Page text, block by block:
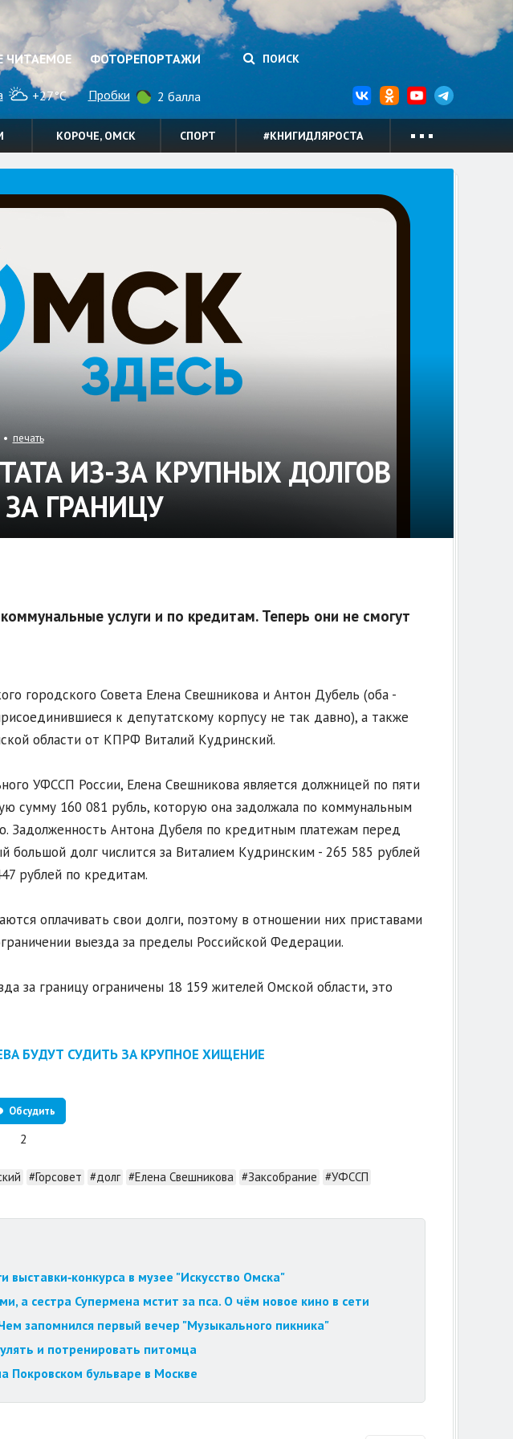
ЧИТАЕМОЕ ФОТОРЕПОРТАЖИ ПОИСК
+27°C Пробки 2 балла
КОРОЧЕ, ОМСК СПОРТ #КНИГИДЛЯРОСТА
печать
ИЗ-ЗА КРУПНЫХ ДОЛГОВ
ГРАНИЦУ
услуги и по кредитам. Теперь они не смогут
городского Совета Елена Свешникова и Антон Дубель (оба -
к депутатскому корпусу не так давно), а также
области от КПРФ Виталий Кудринский.
УФССП России, Елена Свешникова является должницей по пяти
сумму 160 081 рубль, которую она задолжала по коммунальным
Задолженность Антона Дубеля по кредитным платежам перед
большой долг числится за Виталием Кудринским - 265 585 рублей
рублей по кредитам.
оплачивать свои долги, поэтому в отношении них приставами
выезда за пределы Российской Федерации.
за границу ограничены 18 159 жителей Омской области, это
БУДУТ СУДИТЬ ЗА КРУПНОЕ ХИЩЕНИЕ
Обсудить
2
#Горсовет #долг #Елена Свешникова #Заксобрание #УФССП
выставки‑конкурса в музее "Искусство Омска"
а сестра Супермена мстит за пса. О чём новое кино в сети
запомнился первый вечер "Музыкального пикника"
и потренировать питомца
Покровском бульваре в Москве